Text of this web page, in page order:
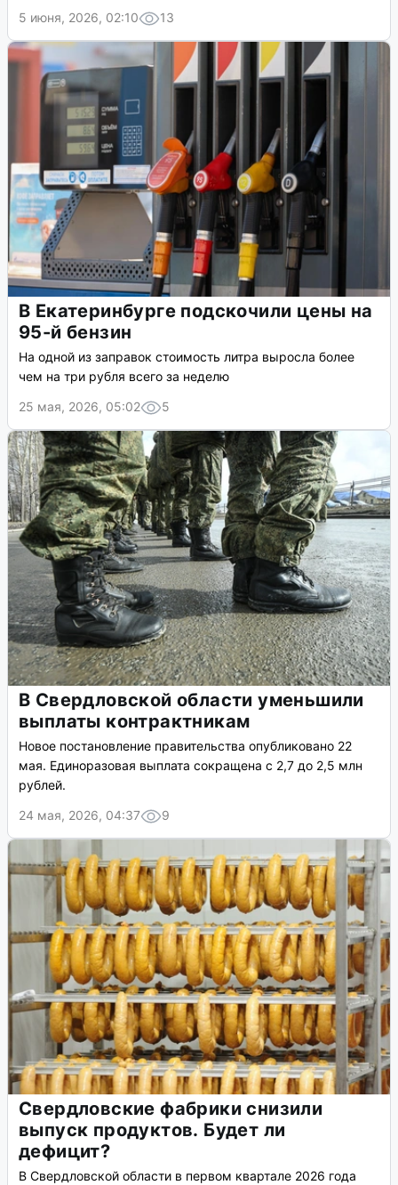
5 июня, 2026, 02:10 13
В Екатеринбурге подскочили цены на
95-й бензин
На одной из заправок стоимость литра выросла более
чем на три рубля всего за неделю
25 мая, 2026, 05:02
5
В Свердловской области уменьшили
выплаты контрактникам
Новое постановление правительства опубликовано 22
мая. Единоразовая выплата сокращена с 2,7 до 2,5 млн
рублей.
24 мая, 2026, 04:37
9
Свердловские фабрики снизили
выпуск продуктов. Будет ли
дефицит?
В Свердловской области в первом квартале 2026 года